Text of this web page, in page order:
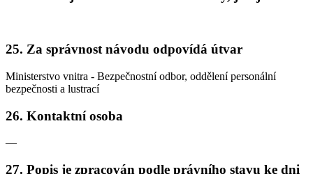
25. Za správnost návodu odpovídá útvar
Ministerstvo vnitra - Bezpečnostní odbor, oddělení personální
bezpečnosti a lustrací
26. Kontaktní osoba
—
27. Popis je zpracován podle právního stavu ke dni